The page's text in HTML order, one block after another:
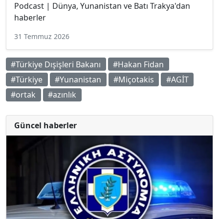
Podcast | Dünya, Yunanistan ve Batı Trakya'dan
haberler
31 Temmuz 2026
#Türkiye Dışişleri Bakanı
#Hakan Fidan
#Türkiye
#Yunanistan #Miçotakis
#AGİT
#ortak
#azınlık
Güncel haberler